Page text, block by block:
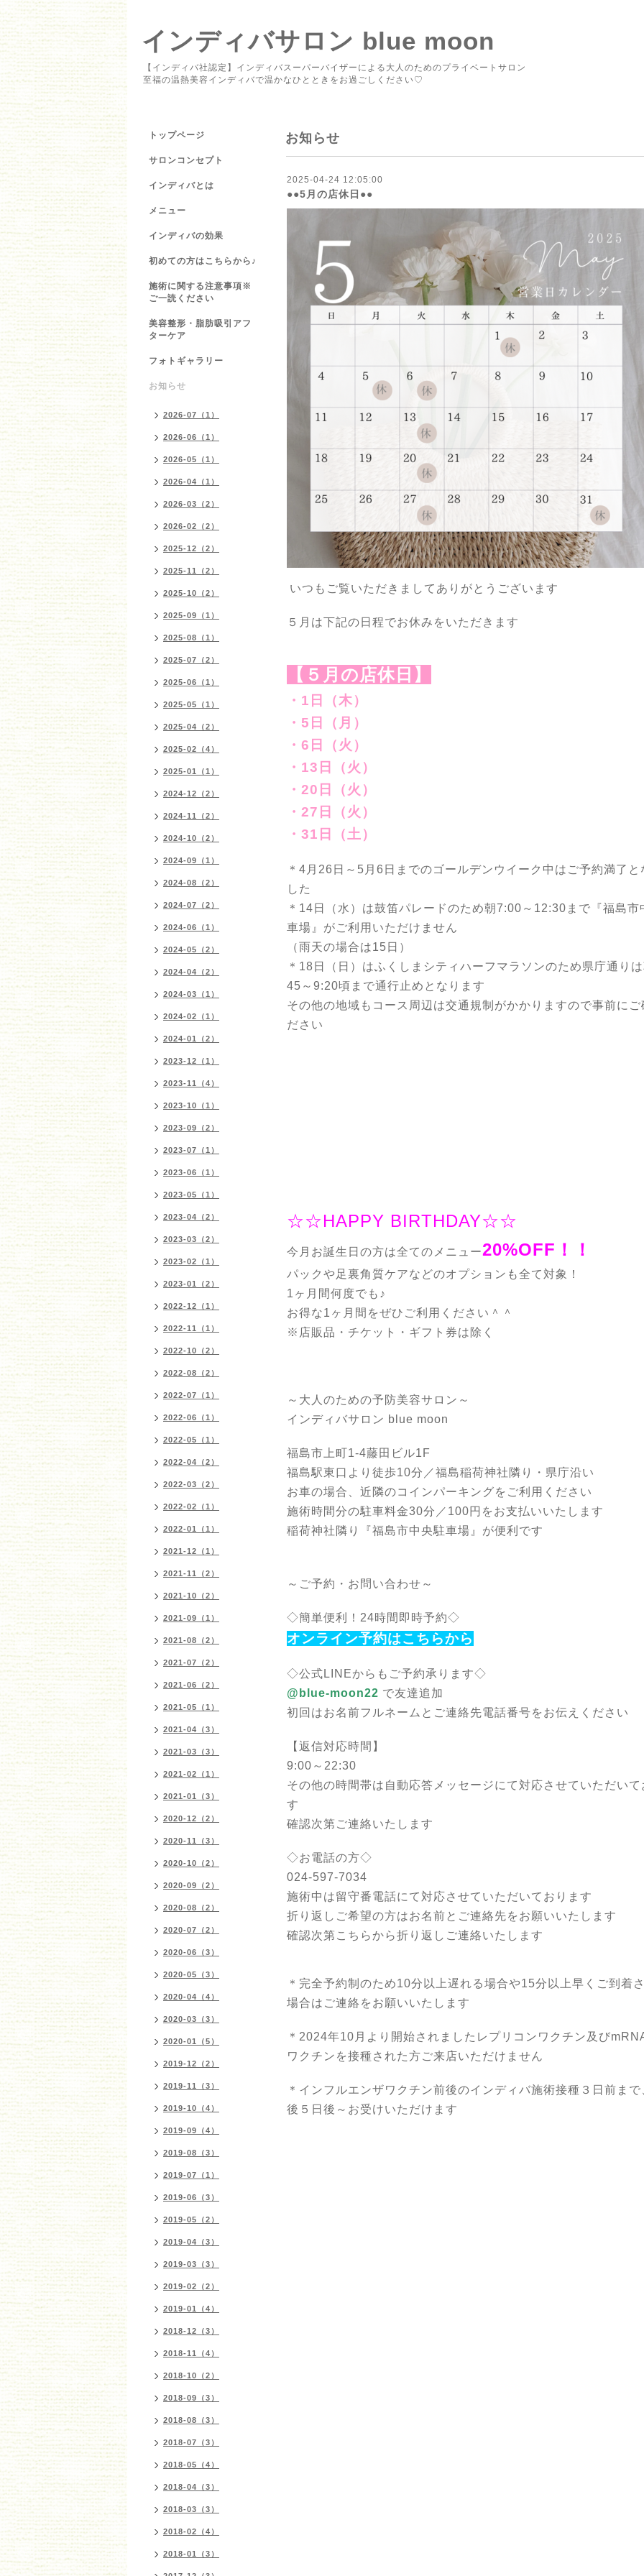
インディバサロン blue moon
【インディバ社認定】インディバスーパーバイザーによる大人のためのプライベートサロン
至福の温熱美容インディバで温かなひとときをお過ごしください♡
お知らせ
2025-04-24 12:05:00
●●5月の店休日●●
いつもご覧いただきましてありがとうございます
５月は下記の日程でお休みをいただきます
【５月の店休日】
・1日（木）
・5日（月）
・6日（火）
・13日（火）
・20日（火）
・27日（火）
・31日（土）
＊4月26日～5月6日までのゴールデンウイーク中はご予約満了と
した
＊14日（水）は鼓笛パレードのため朝7:00～12:30まで『福島市
車場』がご利用いただけません
（雨天の場合は15日）
＊18日（日）はふくしまシティハーフマラソンのため県庁通り
45～9:20頃まで通行止めとなります
その他の地域もコース周辺は交通規制がかかりますので事前にご
ださい
☆☆HAPPY BIRTHDAY☆☆
今月お誕生日の方は全てのメニュー20%OFF！！
パックや足裏角質ケアなどのオプションも全て対象！
1ヶ月間何度でも♪
お得な1ヶ月間をぜひご利用ください＾＾
※店販品・チケット・ギフト券は除く
～大人のための予防美容サロン～
インディバサロン blue moon
福島市上町1-4藤田ビル1F
福島駅東口より徒歩10分／福島稲荷神社隣り・県庁沿い
お車の場合、近隣のコインパーキングをご利用ください
施術時間分の駐車料金30分／100円をお支払いいたします
稲荷神社隣り『福島市中央駐車場』が便利です
～ご予約・お問い合わせ～
◇簡単便利！24時間即時予約◇
オンライン予約はこちらから
◇公式LINEからもご予約承ります◇
@blue-moon22 で友達追加
初回はお名前フルネームとご連絡先電話番号をお伝えください
【返信対応時間】
9:00～22:30
その他の時間帯は自動応答メッセージにて対応させていただいて
す
確認次第ご連絡いたします
◇お電話の方◇
024-597-7034
施術中は留守番電話にて対応させていただいております
折り返しご希望の方はお名前とご連絡先をお願いいたします
確認次第こちらから折り返しご連絡いたします
＊完全予約制のため10分以上遅れる場合や15分以上早くご到着
場合はご連絡をお願いいたします
＊2024年10月より開始されましたレプリコンワクチン及び
ワクチンを接種された方ご来店いただけません
＊インフルエンザワクチン前後のインディバ施術接種３日前ま
後５日後～お受けいただけます
トップページ
サロンコンセプト
インディバとは
メニュー
インディバの効果
初めての方はこちらから♪
施術に関する注意事項※
ご一読ください
美容整形・脂肪吸引アフ
ターケア
フォトギャラリー
お知らせ
2026-07（1）
2026-06（1）
2026-05（1）
2026-04（1）
2026-03（2）
2026-02（2）
2025-12（2）
2025-11（2）
2025-10（2）
2025-09（1）
2025-08（1）
2025-07（2）
2025-06（1）
2025-05（1）
2025-04（2）
2025-02（4）
2025-01（1）
2024-12（2）
2024-11（2）
2024-10（2）
2024-09（1）
2024-08（2）
2024-07（2）
2024-06（1）
2024-05（2）
2024-04（2）
2024-03（1）
2024-02（1）
2024-01（2）
2023-12（1）
2023-11（4）
2023-10（1）
2023-09（2）
2023-07（1）
2023-06（1）
2023-05（1）
2023-04（2）
2023-03（2）
2023-02（1）
2023-01（2）
2022-12（1）
2022-11（1）
2022-10（2）
2022-08（2）
2022-07（1）
2022-06（1）
2022-05（1）
2022-04（2）
2022-03（2）
2022-02（1）
2022-01（1）
2021-12（1）
2021-11（2）
2021-10（2）
2021-09（1）
2021-08（2）
2021-07（2）
2021-06（2）
2021-05（1）
2021-04（3）
2021-03（3）
2021-02（1）
2021-01（3）
2020-12（2）
2020-11（3）
2020-10（2）
2020-09（2）
2020-08（2）
2020-07（2）
2020-06（3）
2020-05（3）
2020-04（4）
2020-03（3）
2020-01（5）
2019-12（2）
2019-11（3）
2019-10（4）
2019-09（4）
2019-08（3）
2019-07（1）
2019-06（3）
2019-05（2）
2019-04（3）
2019-03（3）
2019-02（2）
2019-01（4）
2018-12（3）
2018-11（4）
2018-10（2）
2018-09（3）
2018-08（3）
2018-07（3）
2018-05（4）
2018-04（3）
2018-03（3）
2018-02（4）
2018-01（3）